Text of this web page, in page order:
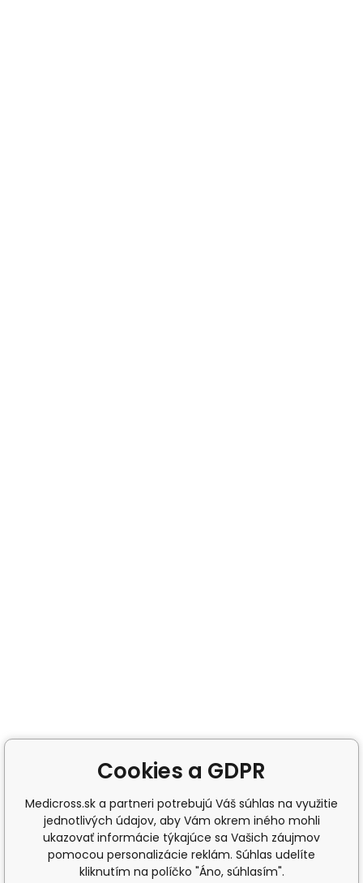
Cookies a GDPR
Medicross.sk a partneri potrebujú Váš súhlas na využitie
jednotlivých údajov, aby Vám okrem iného mohli
ukazovať informácie týkajúce sa Vašich záujmov
pomocou personalizácie reklám. Súhlas udelíte
kliknutím na políčko "Áno, súhlasím".